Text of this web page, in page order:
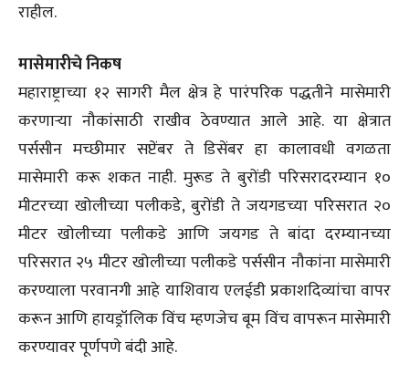
राहील.
मासेमारीचे निकष
महाराष्ट्राच्या १२ सागरी मैल क्षेत्र हे पारंपरिक पद्धतीने मासेमारी
करणाऱ्या नौकांसाठी राखीव ठेवण्यात आले आहे. या क्षेत्रात
पर्ससीन मच्छीमार सप्टेंबर ते डिसेंबर हा कालावधी वगळता
मासेमारी करू शकत नाही. मुरूड ते बुरोंडी परिसरादरम्यान १०
मीटरच्या खोलीच्या पलीकडे, बुरोंडी ते जयगडच्या परिसरात २०
मीटर खोलीच्या पलीकडे आणि जयगड ते बांदा दरम्यानच्या
परिसरात २५ मीटर खोलीच्या पलीकडे पर्ससीन नौकांना मासेमारी
करण्याला परवानगी आहे याशिवाय एलईडी प्रकाशदिव्यांचा वापर
करून आणि हायड्रॉलिक विंच म्हणजेच बूम विंच वापरून मासेमारी
करण्यावर पूर्णपणे बंदी आहे.